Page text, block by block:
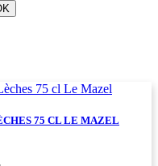
75 CL LE MAZEL